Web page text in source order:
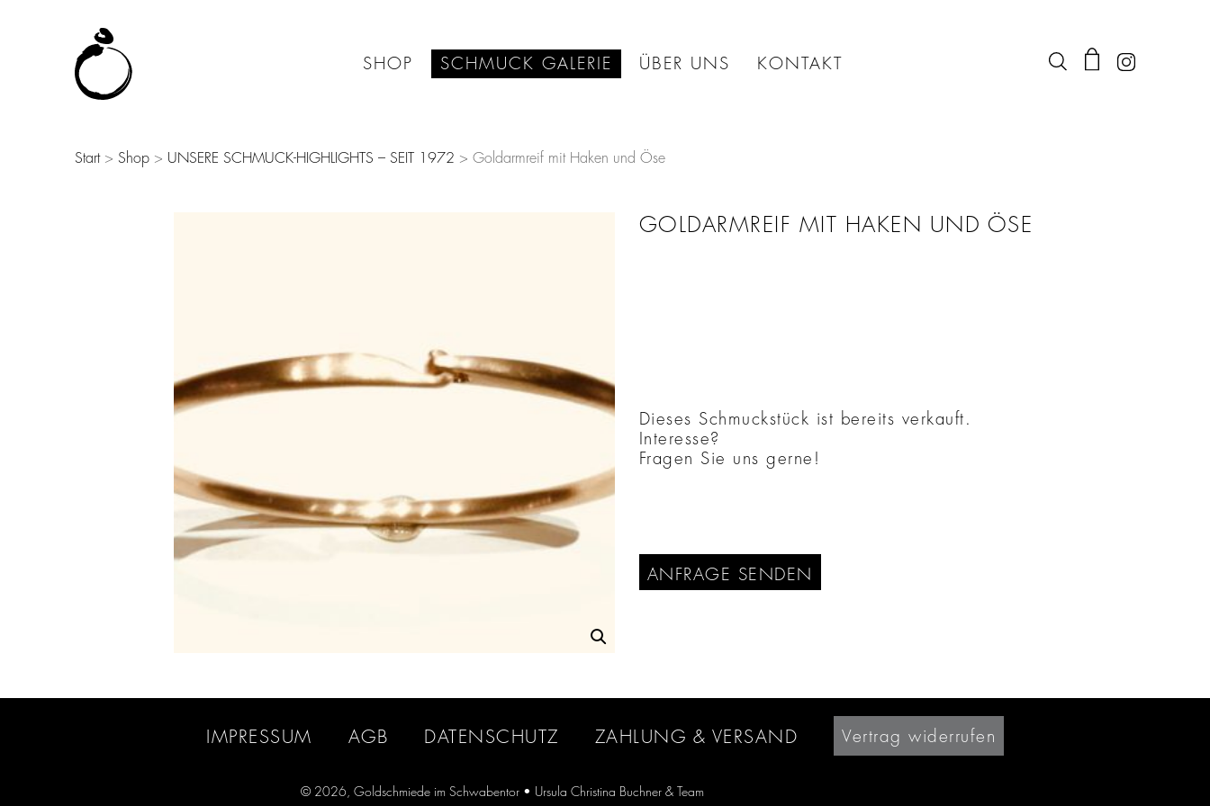
SHOP SCHMUCK GALERIE ÜBER UNS KONTAKT
Start> Shop > UNSERE SCHMUCK-HIGHLIGHTS – SEIT 1972 > Goldarmreif mit Haken und Öse
GOLDARMREIF MIT HAKEN UND ÖSE
Dieses Schmuckstück ist bereits verkauft.
Interesse?
Fragen Sie uns gerne!
ANFRAGE SENDEN
IMPRESSUM AGB DATENSCHUTZ ZAHLUNG & VERSAND Vertrag widerrufen
© 2026, Goldschmiede im Schwabentor • Ursula Christina Buchner & Team